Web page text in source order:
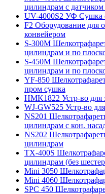
цилиндрам с
UV-4000S2 УФ Сушка
F2 Оборудование для
конвейером
S-300M
цилиндрам и по
S-450M
цилиндрам и по
YF-850
пром сушка
HMK1822 Устр-во для
WJ-GW525 Устр-во
NS201
цилиндрам с кон.
NS202
цилиндрам
TX-400S
цилиндрам (без
Mini 3050
Mini 4060
SPC 450